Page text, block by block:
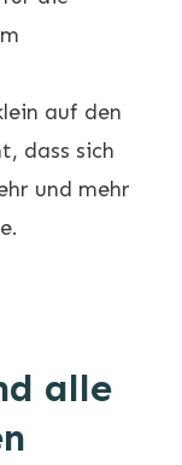
auf den
dass sich
und mehr
alle